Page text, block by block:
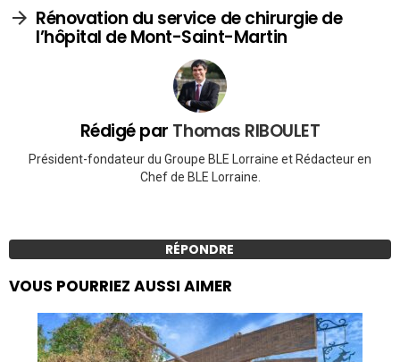
Rénovation du service de chirurgie de
l’hôpital de Mont-Saint-Martin
Rédigé par Thomas RIBOULET
Président-fondateur du Groupe BLE Lorraine et Rédacteur en
Chef de BLE Lorraine.
RÉPONDRE
VOUS POURRIEZ AUSSI AIMER